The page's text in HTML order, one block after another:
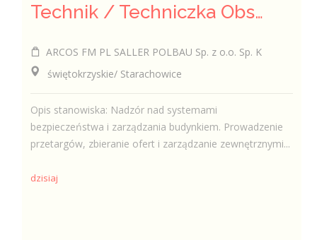
Technik / Techniczka Obsługi Budynku
ARCOS FM PL SALLER POLBAU Sp. z o.o. Sp. K
świętokrzyskie/ Starachowice
Opis stanowiska: Nadzór nad systemami
bezpieczeństwa i zarządzania budynkiem. Prowadzenie
przetargów, zbieranie ofert i zarządzanie zewnętrznymi...
dzisiaj